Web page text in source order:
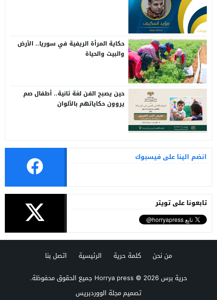
حكاية المرأة الريفية في سوريا.. الأرض
والبيت والحياة
حين يصبح الفن لغة ثانية.. أطفال صم
يروون حكاياتهم بالألوان
انضم الينا على فيسبوك
تابعونا على تويتر
من نحن كلمة حرية الرئيسية
اتصل بنا
حرية برس Horrya press© 2026 جميع الحقوق محفوظة.
تصميممجلة الووردبريس